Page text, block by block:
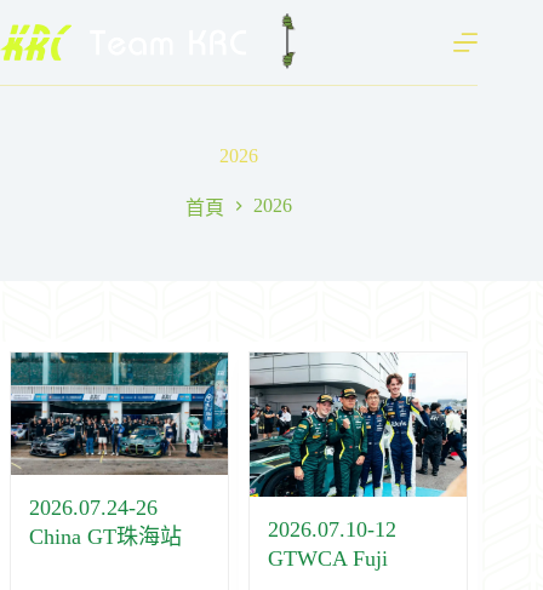
至
2026
首頁 2026
2026.07.24-26
China GT珠海站
2026.07.10-12
GTWCA Fuji